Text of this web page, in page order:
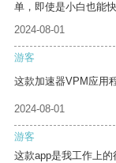
单，即使是小白也能快
2024-08-01
游客
这款加速器VPM应用
2024-08-01
游客
这款app是我工作上